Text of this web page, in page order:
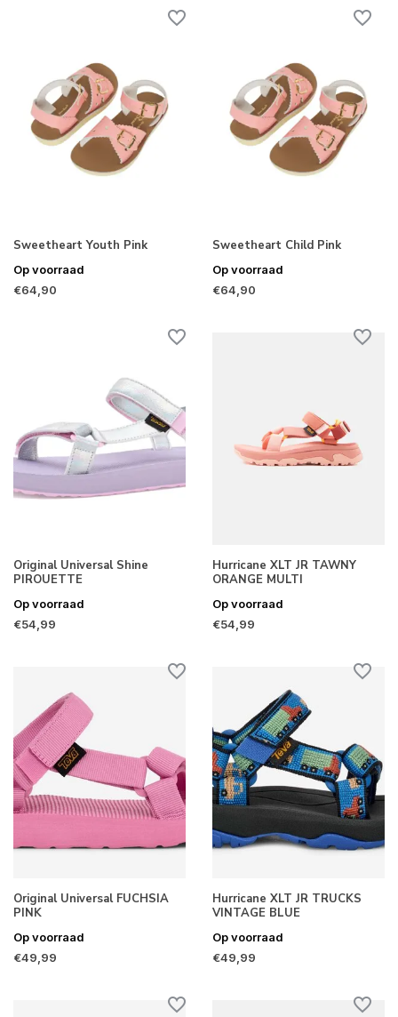
Sweetheart Youth Pink
Op voorraad
€64,90
Sweetheart Child Pink
Op voorraad
€64,90
Original Universal Shine
PIROUETTE
Op voorraad
€54,99
Hurricane XLT JR TAWNY
ORANGE MULTI
Op voorraad
€54,99
Original Universal FUCHSIA
PINK
Op voorraad
€49,99
Hurricane XLT JR TRUCKS
VINTAGE BLUE
Op voorraad
€49,99